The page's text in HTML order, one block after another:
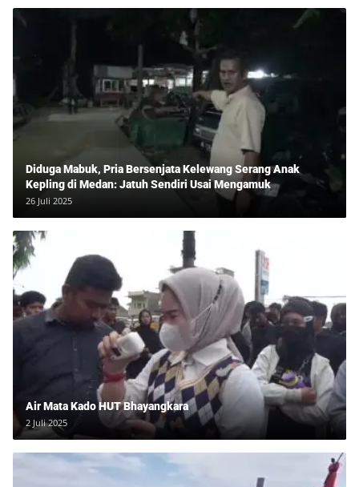
Diduga Mabuk, Pria Bersenjata Kelewang Serang Anak
Kepling di Medan: Jatuh Sendiri Usai Mengamuk
26 Juli 2025
Air Mata Kado HUT Bhayangkara
2 Juli 2025